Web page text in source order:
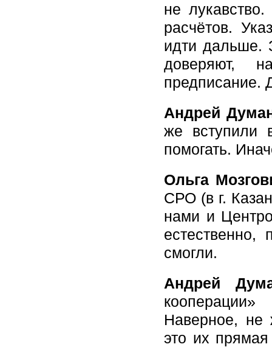
не
расчётов.
идти
доверяют,
предписание.
Андрей
же вступили
помогать.
Ольга
СРО (в г.
нами и
естественно,
смогли.
Андрей
Наверное, не
это их